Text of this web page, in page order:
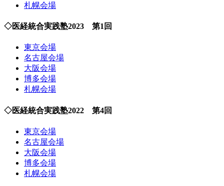
札幌会場
◇医経統合実践塾2023 第1回
東京会場
名古屋会場
大阪会場
博多会場
札幌会場
◇医経統合実践塾2022 第4回
東京会場
名古屋会場
大阪会場
博多会場
札幌会場